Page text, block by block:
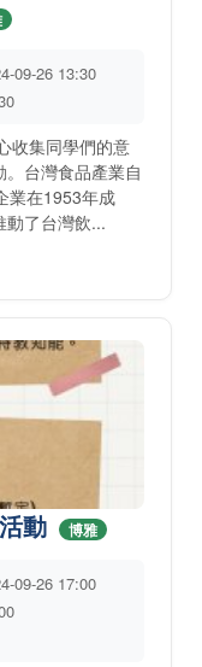
09-26 13:30
收集同學們的意
台灣食品產業自
業在1953年成
動了台灣飲...
動 博雅
09-26 17:00